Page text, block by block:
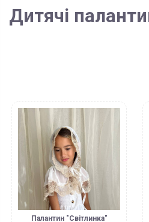
Дитячі
Палантин "Світлинка"